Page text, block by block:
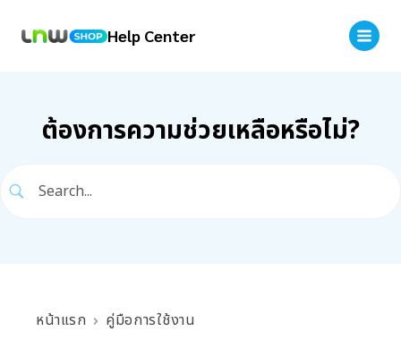
Help Center
ต้องการความช่วยเหลือหรือไม่?
หน้าแรก คู่มือการใช้งาน